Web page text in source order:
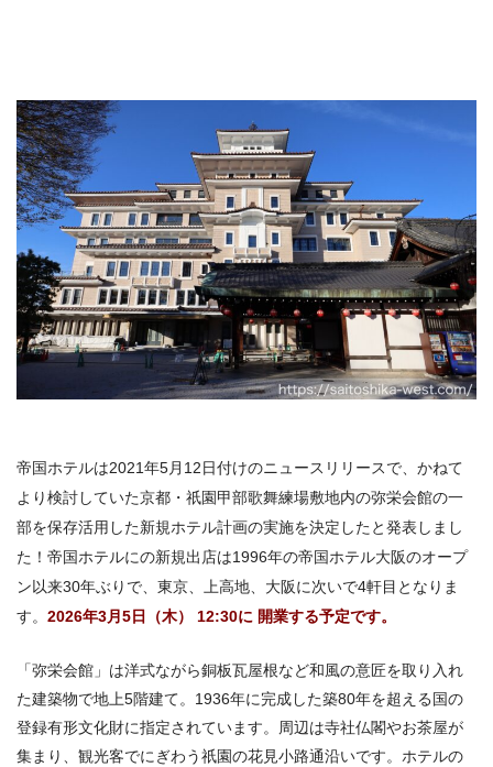
帝国ホテルは2021年5月 12日付けのニュースリリースで、かねて
より検討していた京都・祇園甲部歌舞練場敷地内の弥栄会館の一
部を保存活用した新規ホテル計画の実施を決定したと発表しまし
た！帝国ホテルにの新規出店は1996年の帝国ホテル大阪のオープ
ン以来30年ぶりで、東京、上高地、大阪に次いで4軒目となりま
す。 2026年3月5日（木） 12:30に 開業する予定です。
「弥栄会館」は洋式ながら銅板瓦屋根など和風の意匠を取り入れ
た建築物で地上5階建て。1936年に完成した築80年を超える国の
登録有形文化財に指定されています。周辺は寺社仏閣やお茶屋が
集まり、観光客でにぎわう祇園の花見小路通沿いです。ホテルの